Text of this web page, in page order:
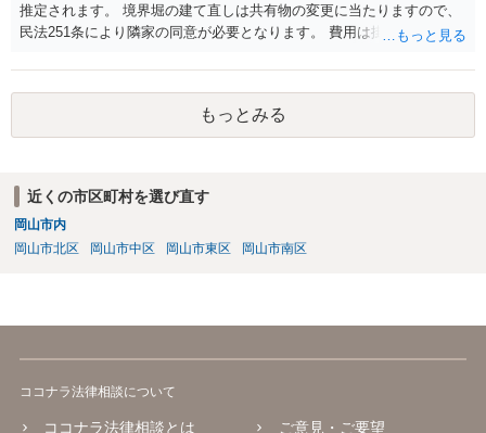
推定されます。 境界堀の建て直しは共有物の変更に当たりますので、
民法251条により隣家の同意が必要となります。 費用は掛かります
修の必要性、工事の見積もりや期間、負担割合の提案などを記載した
書面を作成し送付されてみてはいかがでしょうか。
もっとみる
近くの市区町村を選び直す
岡山市内
岡山市北区
岡山市中区 岡山市東区 岡山市南区
ココナラ法律相談について
ココナラ法律相談とは ご意見・ご要望